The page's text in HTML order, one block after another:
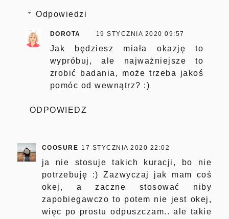
Odpowiedzi
DOROTA 19 STYCZNIA 2020 09:57
Jak będziesz miała okazję to
wypróbuj, ale najważniejsze to
zrobić badania, może trzeba jakoś
pomóc od wewnątrz? :)
ODPOWIEDZ
COOSURE 17 STYCZNIA 2020 22:02
ja nie stosuje takich kuracji, bo nie
potrzebuję :) Zazwyczaj jak mam coś
okej, a zaczne stosować niby
zapobiegawczo to potem nie jest okej,
więc po prostu odpuszczam.. ale takie